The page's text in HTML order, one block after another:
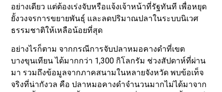
อย่างเดียว แต่ต้องเร่งจับหรือแจ้งเจ้าหน้าที่รัฐทันที เพื่อหยุด
ยั้งวงจรการขยายพันธุ์ และลดปริมาณปลาในระบบนิเวศ
ธรรมชาติให้เหลือน้อยที่สุด
อย่างไรก็ตาม จากกรณีการจับปลาหมอคางดำที่เขต
บางขุนเทียน ได้มากกว่า 1,300 กิโลกรัม ช่วงสัปดาห์ที่ผ่าน
มา รวมถึงข้อมูลจากภาคสนามในหลายจังหวัด พบข้อเท็จ
จริงที่น่ากังวล คือ ปลาหมอคางดำจำนวนมากไม่ได้มาจาก